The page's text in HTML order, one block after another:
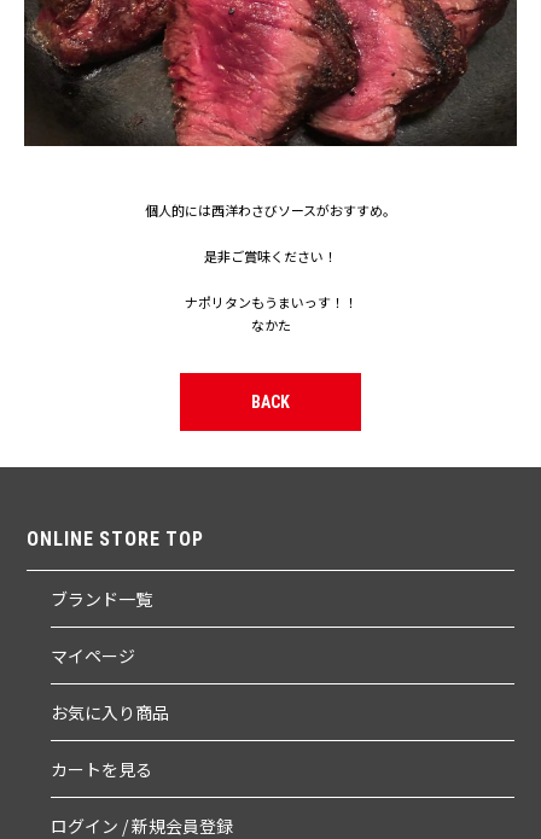
個人的には西洋わさびソースがおすすめ。
是非ご賞味ください！
ナポリタンもうまいっす！！
なかた
BACK
ONLINE STORE TOP
ブランド一覧
マイページ
お気に入り商品
カートを見る
ログイン / 新規会員登録